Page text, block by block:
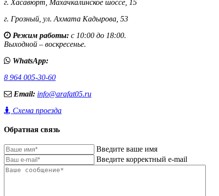
г. Хасавюрт, Махачкалинское шоссе, 15
г. Грозный, ул. Ахмата Кадырова, 53
Режим работы: с 10:00 до 18:00.
Выходной – воскресенье.
WhatsApp:
8 964 005-30-60
Email: info@arafat05.ru
Схема проезда
Обратная связь
Введите ваше имя
Введите корректный e-mail